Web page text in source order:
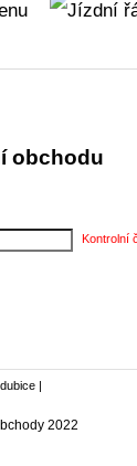
obchodu
Kontrolní
|
2022